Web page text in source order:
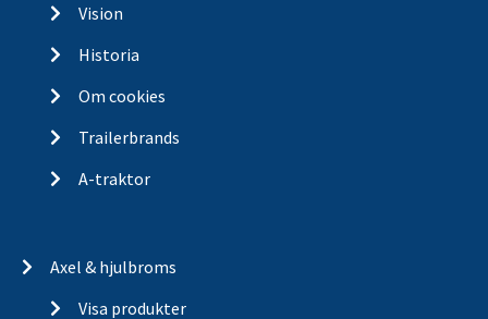
Vision
Historia
Om cookies
Trailerbrands
A-traktor
Axel & hjulbroms
Visa produkter